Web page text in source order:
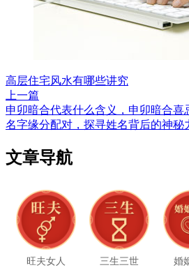
高层住宅风水有哪些讲究
上一篇
申卯暗合代表什么含义，申卯暗合喜
名字缘分配对，探寻姓名背后的神秘
文章导航
旺夫女人 三生三世 婚